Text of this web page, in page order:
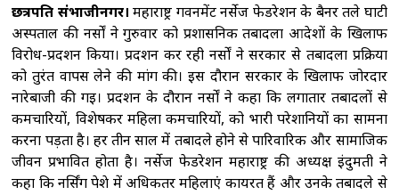
ब्लॉकर', सीएम अधिकारी ने पूर्व सरकार पर कसा
तंज
कोर कमेटी को लेकर सीजेपी में बवाल,
अभिजीत दिपके के घर के बाहर दो युवाओं ने दिया
धरना
छत्रपति संभाजीनगर। महाराष्ट्र गवर्नमेंट नर्सेज फेडरेशन के बैनर तले घाटी
अस्पताल की नर्सों ने गुरुवार को प्रशासनिक तबादला आदेशों के खिलाफ
विरोध-प्रदर्शन किया। प्रदर्शन कर रही नर्सों ने सरकार से तबादला प्रक्रिया
को तुरंत वापस लेने की मांग की। इस दौरान सरकार के खिलाफ जोरदार
नारेबाजी की गई। प्रदर्शन के दौरान नर्सों ने कहा कि लगातार तबादलों से
कर्मचारियों, विशेषकर महिला कर्मचारियों, को भारी परेशानियों का सामना
करना पड़ता है। हर तीन साल में तबादले होने से पारिवारिक और सामाजिक
जीवन प्रभावित होता है। नर्सेज फेडरेशन महाराष्ट्र की अध्यक्ष इंदुमती ने
कहा कि नर्सिंग पेशे में अधिकतर महिलाएं कार्यरत हैं और उनके तबादले से